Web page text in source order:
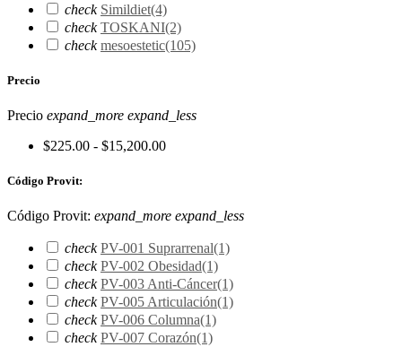
check Simildiet(4)
check TOSKANI(2)
check mesoestetic(105)
Precio
Precio expand_more expand_less
$225.00 - $15,200.00
Código Provit:
Código Provit: expand_more expand_less
check PV-001 Suprarrenal(1)
check PV-002 Obesidad(1)
check PV-003 Anti-Cáncer(1)
check PV-005 Articulación(1)
check PV-006 Columna(1)
check PV-007 Corazón(1)